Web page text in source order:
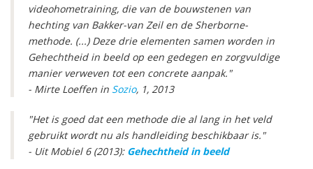
videohometraining, die van de bouwstenen van
hechting van Bakker-van Zeil en de Sherborne-
methode. (...) Deze drie elementen samen worden in
Gehechtheid in beeld op een gedegen en zorgvuldige
manier verweven tot een concrete aanpak."
- Mirte Loeffen in Sozio, 1, 2013
"Het is goed dat een methode die al lang in het veld
gebruikt wordt nu als handleiding beschikbaar is."
- Uit Mobiel 6 (2013): Gehechtheid in beeld